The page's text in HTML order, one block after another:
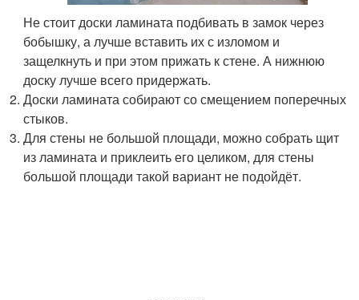
Не стоит доски ламината подбивать в замок через
бобышку, а лучше вставить их с изломом и
защелкнуть и при этом прижать к стене. А нижнюю
доску лучше всего придержать.
Доски ламината собирают со смещением поперечных
стыков.
Для стены не большой площади, можно собрать щит
из ламината и приклеить его целиком, для стены
большой площади такой вариант не подойдёт.